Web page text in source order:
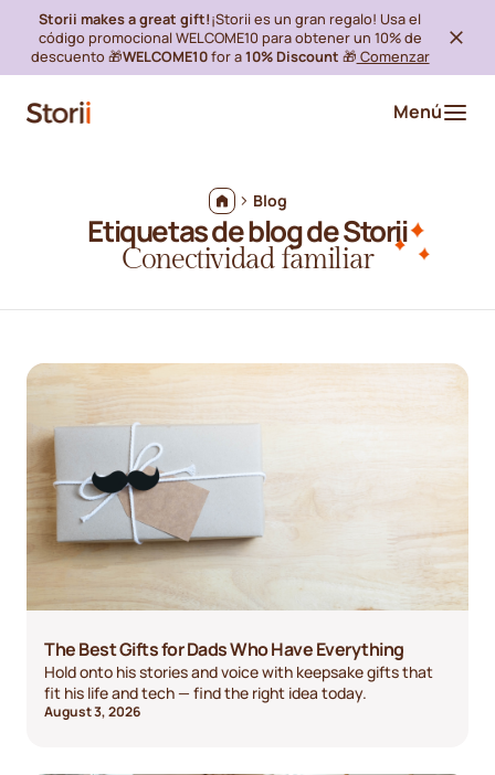
Storii makes a great gift!¡Storii es un gran regalo! Usa el
código promocional WELCOME10 para obtener un 10% de
descuento 🎁WELCOME10for a10% Discount 🎁 Comenzar
Menú
Blog
Etiquetas de blog de Storii
Conectividad familiar
The Best Gifts for Dads Who Have Everything
Hold onto his stories and voice with keepsake gifts that
fit his life and tech — find the right idea today.
August 3, 2026